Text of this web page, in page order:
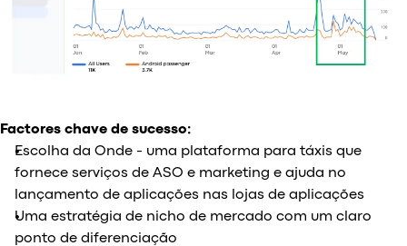
Factores chave de sucesso:
Escolha da Onde - uma plataforma para táxis que
fornece serviços de ASO e marketing e ajuda no
lançamento de aplicações nas lojas de aplicações
Uma estratégia de nicho de mercado com um claro
ponto de diferenciação